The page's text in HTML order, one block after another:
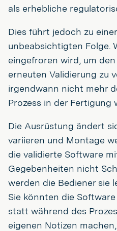
als erhebliche
Dies führt jedoch zu
unbeabsichtigten Folge.
eingefroren wird, um
erneuten Validierung zu
irgendwann nicht mehr
Prozess in der Fertigung
Die Ausrüstung ändert
variieren und Montage
die validierte Software
Gegebenheiten nicht
werden die Bediener sie
Sie könnten die
statt während des
eigenen Notizen